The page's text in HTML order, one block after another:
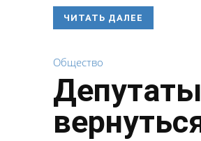
ЧИТАТЬ ДАЛЕЕ
Общество